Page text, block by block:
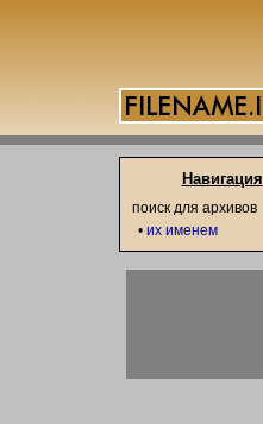
Навигация
поиск для архивов
• их именем